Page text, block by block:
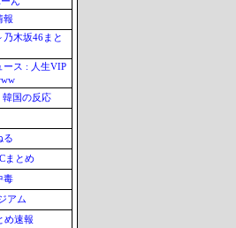
報
木坂46まと
ース : 人生VIP
国の反応
る
まとめ
毒
アム
め速報